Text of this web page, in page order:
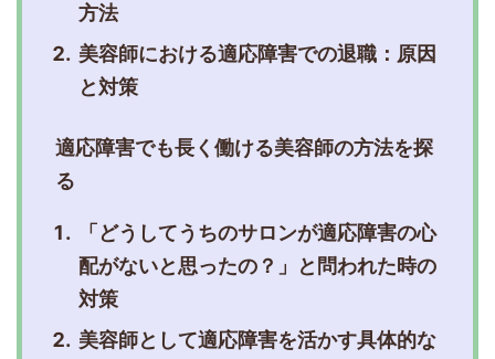
方法
美容師における適応障害での退職：原因
と対策
適応障害でも長く働ける美容師の方法を探
る
「どうしてうちのサロンが適応障害の心
配がないと思ったの？」と問われた時の
対策
美容師として適応障害を活かす具体的な